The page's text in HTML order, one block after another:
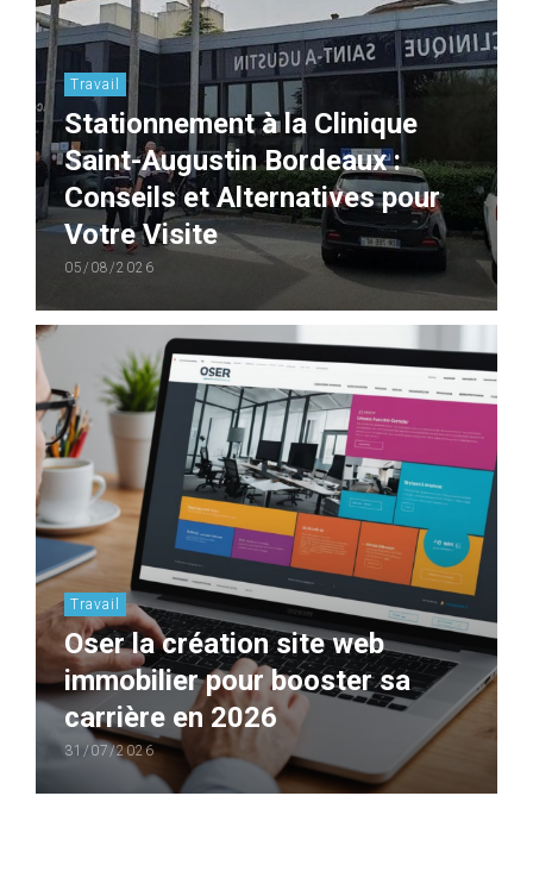
Travail
Stationnement à la Clinique
Saint-Augustin Bordeaux :
Conseils et Alternatives pour
Votre Visite
05/08/2026
Travail
Oser la création site web
immobilier pour booster sa
carrière en 2026
31/07/2026